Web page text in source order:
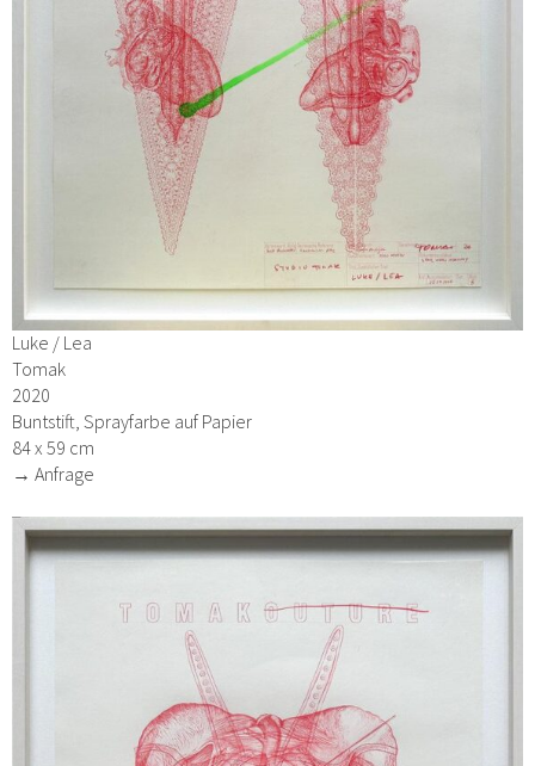
Luke / Lea
Tomak
2020
Buntstift, Sprayfarbe auf Papier
84 x 59 cm
→ Anfrage